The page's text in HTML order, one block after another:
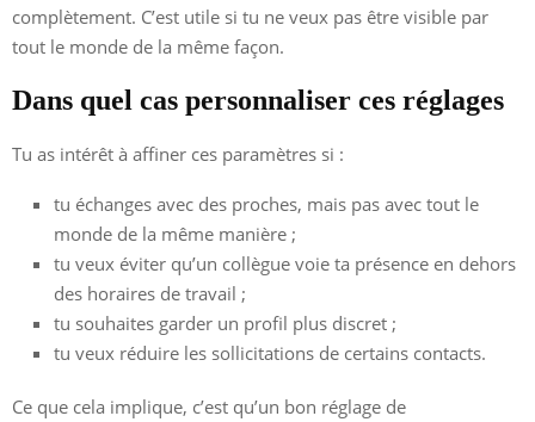
complètement. C’est utile si tu ne veux pas être visible par
tout le monde de la même façon.
Dans quel cas personnaliser ces réglages
Tu as intérêt à affiner ces paramètres si :
tu échanges avec des proches, mais pas avec tout le
monde de la même manière ;
tu veux éviter qu’un collègue voie ta présence en dehors
des horaires de travail ;
tu souhaites garder un profil plus discret ;
tu veux réduire les sollicitations de certains contacts.
Ce que cela implique, c’est qu’un bon réglage de